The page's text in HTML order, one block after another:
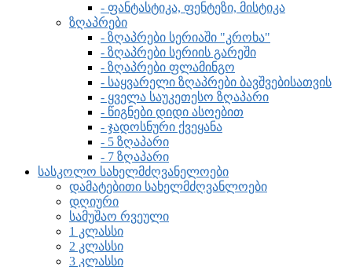
- ფანტასტიკა, ფენტეზი, მისტიკა
ზღაპრები
- ზღაპრები სერიაში "კროხა"
- ზღაპრები სერიის გარეში
- ზღაპრები ფლამინგო
- საყვარელი ზღაპრები ბავშვებისათვის
- ყველა საუკეთესო ზღაპარი
- წიგნები დიდი ასოებით
- ჯადოსნური ქვეყანა
- 5 ზღაპარი
- 7 ზღაპარი
სასკოლო სახელმძღვანელოები
დამატებითი სახელმძღვანლოები
დღიური
სამუშაო რვეული
1 კლასსი
2 კლასსი
3 კლასსი